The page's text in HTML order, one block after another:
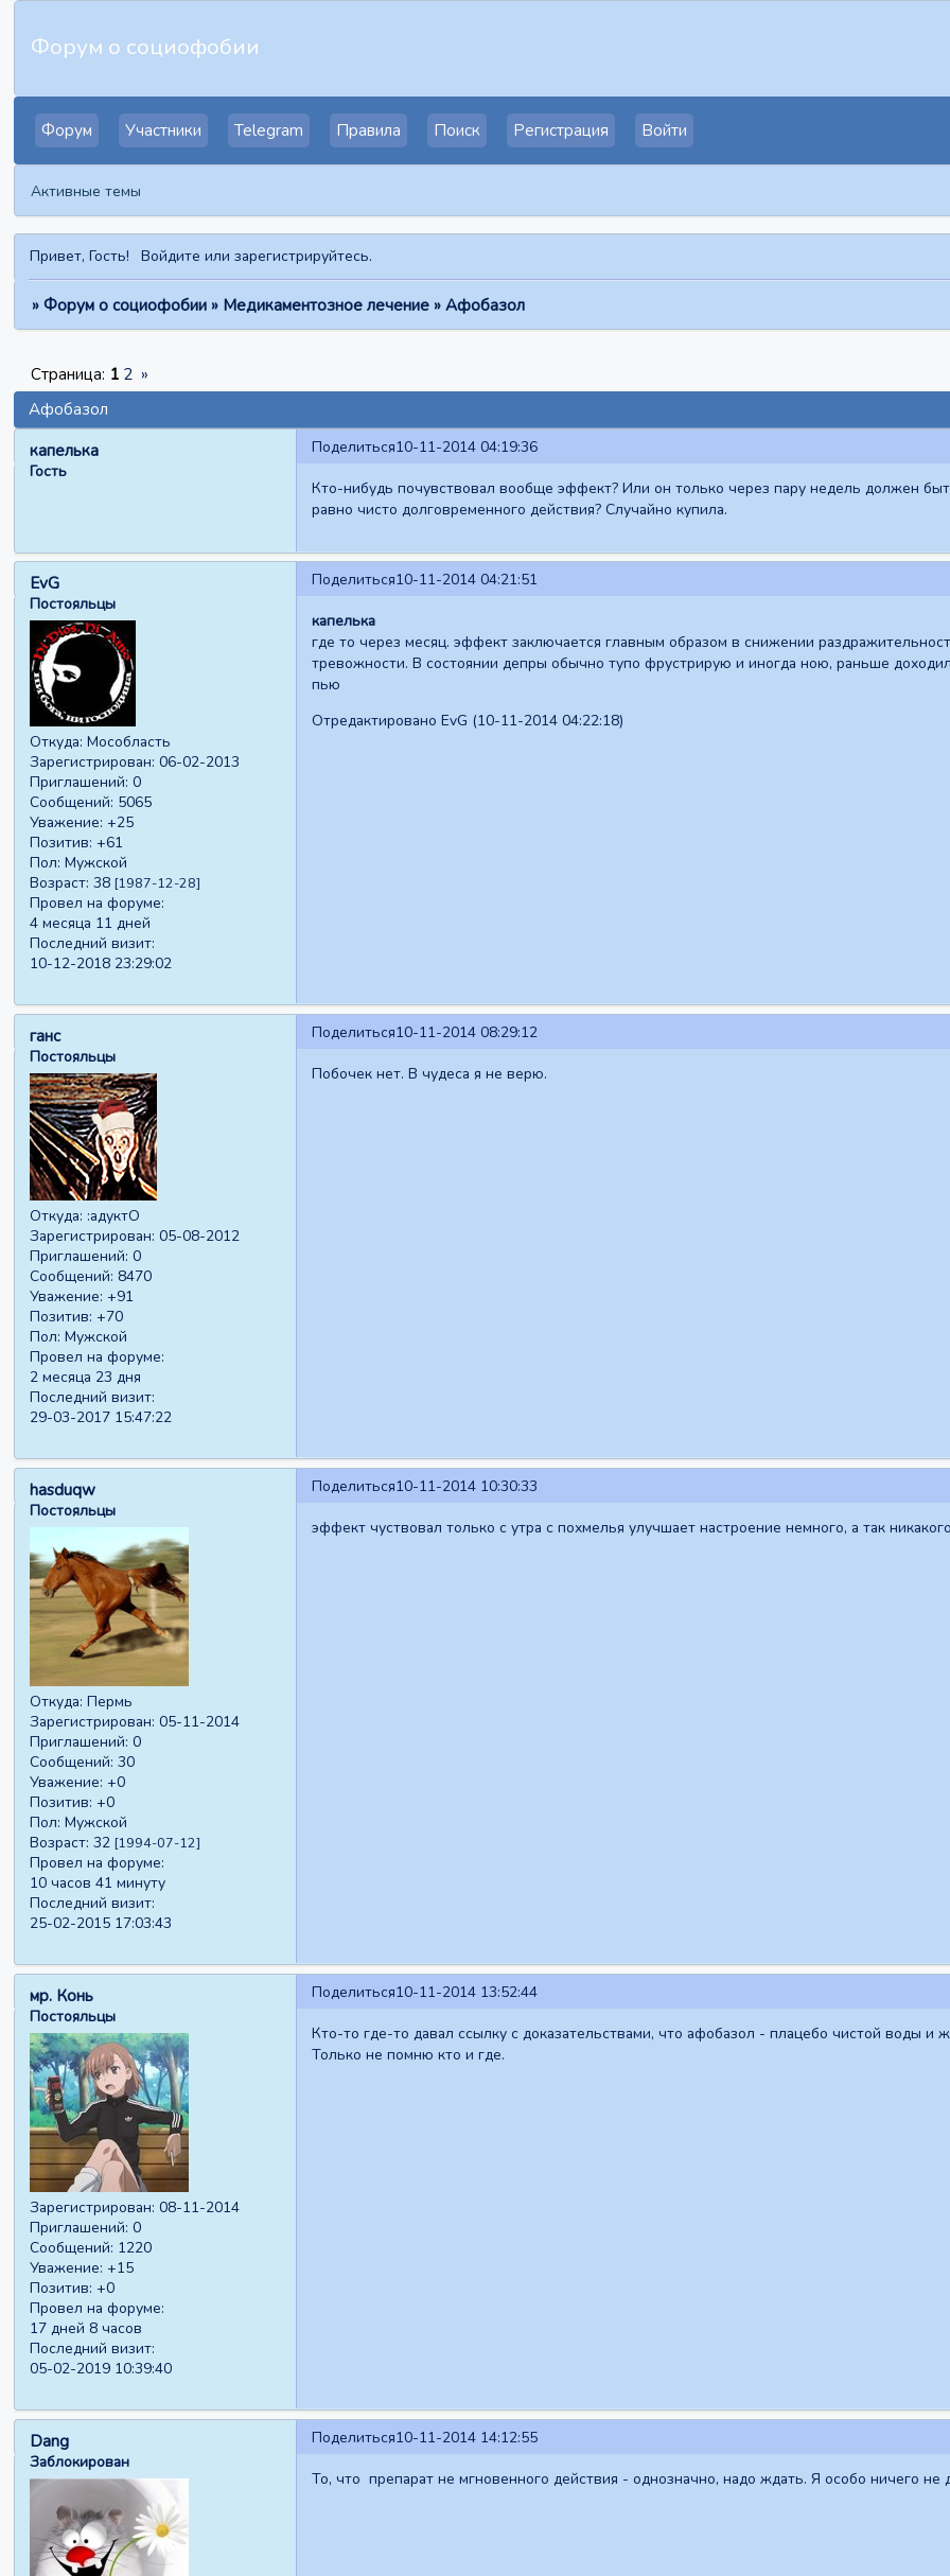
Форум о социофобии
Форум Участники Telegram Правила Поиск Регистрация Войти
Активные темы
Привет, Гость! Войдите илизарегистрируйтесь.
» Форум о социофобии » Медикаментозное лечение » Афобазол
Афобазол
Страница: 1 2 »
Поделиться10-11-2014 04:19:36
капелька
Гость
Кто-нибудь почувствовал вообще эффект? Или он только через пару недель должен
равно чисто долговременного действия? Случайно купила.
Поделиться10-11-2014 04:21:51
EvG
Постояльцы
Откуда: Мособласть
Зарегистрирован: 06-02-2013
Приглашений: 0
Сообщений: 5065
Уважение: +25
Позитив: +61
Пол: Мужской
Возраст: 38 [1987-12-28]
Провел на форуме:
4 месяца 11 дней
Последний визит:
10-12-2018 23:29:02
капелька
где то через месяц. эффект заключается главным образом в снижении
тревожности. В состоянии депры обычно тупо фрустрирую и иногда ною, раньше
пью
Отредактировано EvG (10-11-2014 04:22:18)
Поделиться10-11-2014 08:29:12
ганс
Постояльцы
Откуда: :адуктО
Зарегистрирован: 05-08-2012
Приглашений: 0
Сообщений: 8470
Уважение: +91
Позитив: +70
Пол: Мужской
Провел на форуме:
2 месяца 23 дня
Последний визит:
29-03-2017 15:47:22
Побочек нет. В чудеса я не верю.
Поделиться10-11-2014 10:30:33
hasduqw
Постояльцы
Откуда: Пермь
Зарегистрирован: 05-11-2014
Приглашений: 0
Сообщений: 30
Уважение: +0
Позитив: +0
Пол: Мужской
Возраст: 32 [1994-07-12]
Провел на форуме:
10 часов 41 минуту
Последний визит:
25-02-2015 17:03:43
эффект чуствовал только с утра с похмелья улучшает настроение немного, а так
Поделиться10-11-2014 13:52:44
мр. Конь
Постояльцы
Зарегистрирован: 08-11-2014
Приглашений: 0
Сообщений: 1220
Уважение: +15
Позитив: +0
Провел на форуме:
17 дней 8 часов
Последний визит:
05-02-2019 10:39:40
Кто-то где-то давал ссылку с доказательствами, что афобазол - плацебо чистой воды
Только не помню кто и где.
Поделиться10-11-2014 14:12:55
Dang
Заблокирован
То, что препарат не мгновенного действия - однозначно, надо ждать. Я особо ничего